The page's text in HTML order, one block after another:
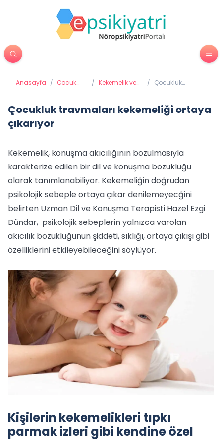
Anasayfa / Çocuk
/ Kekemelik ve
Bozuklukları
/ Çocukluk
ortaya çıkarıyor
Çocukluk travmaları kekemeliği ortaya
çıkarıyor
Kekemelik, konuşma akıcılığının bozulmasıyla
karakterize edilen bir dil ve konuşma bozukluğu
olarak tanımlanabiliyor. Kekemeliğin doğrudan
psikolojik sebeple ortaya çıkar denilemeyecğini
belirten Uzman Dil ve Konuşma Terapisti Hazel Ezgi
Dündar, psikolojik sebeplerin yalnızca varolan
akıcılık bozukluğunun şiddeti, sıklığı, ortaya çıkışı gibi
özelliklerini etkileyebileceğini söylüyor.
Kişilerin kekemelikleri tıpkı
parmak izleri gibi kendine özel